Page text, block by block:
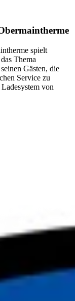
spielt
Thema
Gästen, die
Service zu
von